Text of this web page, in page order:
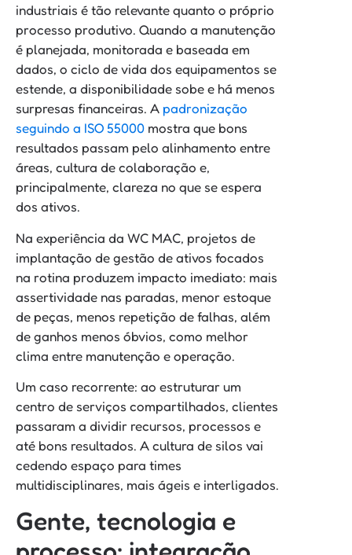
industriais é tão relevante quanto o próprio
processo produtivo. Quando a manutenção
é planejada, monitorada e baseada em
dados, o ciclo de vida dos equipamentos se
estende, a disponibilidade sobe e há menos
surpresas financeiras. A padronização
seguindo a ISO 55000 mostra que bons
resultados passam pelo alinhamento entre
áreas, cultura de colaboração e,
principalmente, clareza no que se espera
dos ativos.
Na experiência da WC MAC, projetos de
implantação de gestão de ativos focados
na rotina produzem impacto imediato: mais
assertividade nas paradas, menor estoque
de peças, menos repetição de falhas, além
de ganhos menos óbvios, como melhor
clima entre manutenção e operação.
Um caso recorrente: ao estruturar um
centro de serviços compartilhados, clientes
passaram a dividir recursos, processos e
até bons resultados. A cultura de silos vai
cedendo espaço para times
multidisciplinares, mais ágeis e interligados.
Gente, tecnologia e